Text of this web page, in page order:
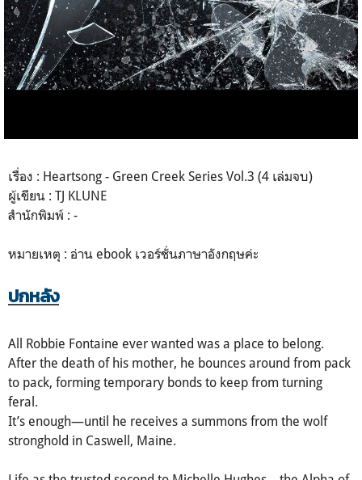
เรื่อง : Heartsong - Green Creek Series Vol.3 (4 เล่มจบ)
ผู้เขียน : TJ KLUNE
สำนักพิมพ์ : -
หมายเหตุ : อ่าน ebook เวอร์ชั่นภาษาอังกฤษค่ะ
ปกหลัง
All Robbie Fontaine ever wanted was a place to belong.
After the death of his mother, he bounces around from pack
to pack, forming temporary bonds to keep from turning
feral.
It’s enough—until he receives a summons from the wolf
stronghold in Caswell, Maine.